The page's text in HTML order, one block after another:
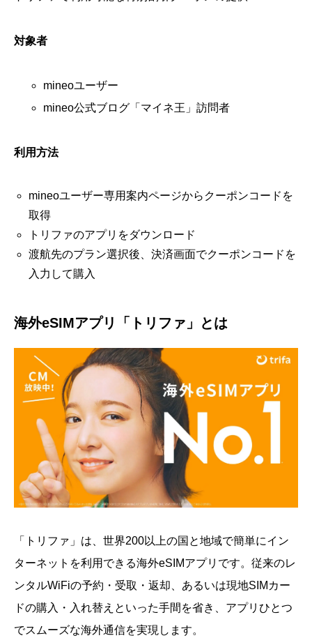
対象者
mineoユーザー
mineo公式ブログ「マイネ王」訪問者
利用方法
mineoユーザー専用案内ページからクーポンコードを
取得
トリファのアプリをダウンロード
渡航先のプラン選択後、決済画面でクーポンコードを
入力して購入
海外eSIMアプリ「トリファ」とは
「トリファ」は、世界200以上の国と地域で簡単にイン
ターネットを利用できる海外eSIMアプリです。従来のレ
ンタルWiFiの予約・受取・返却、あるいは現地SIMカー
ドの購入・入れ替えといった手間を省き、アプリひとつ
でスムーズな海外通信を実現します。